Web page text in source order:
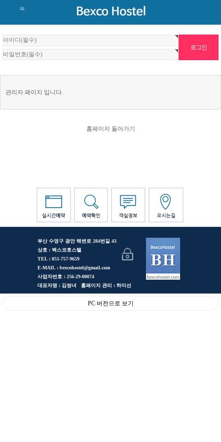
관리자 페이지 입니다.
홈페이지 돌아가기
부산 수영구 광안 해변로 284번길 43
상호 : 벡스코호스텔
TEL : 051-757-9659
E-MAIL : bexcohostel@gmail.com
사업자번호 : 256-29-00074
대표자명 : 김쌍녀 홈페이지 관리 : 하미선
PC 버전으로 보기